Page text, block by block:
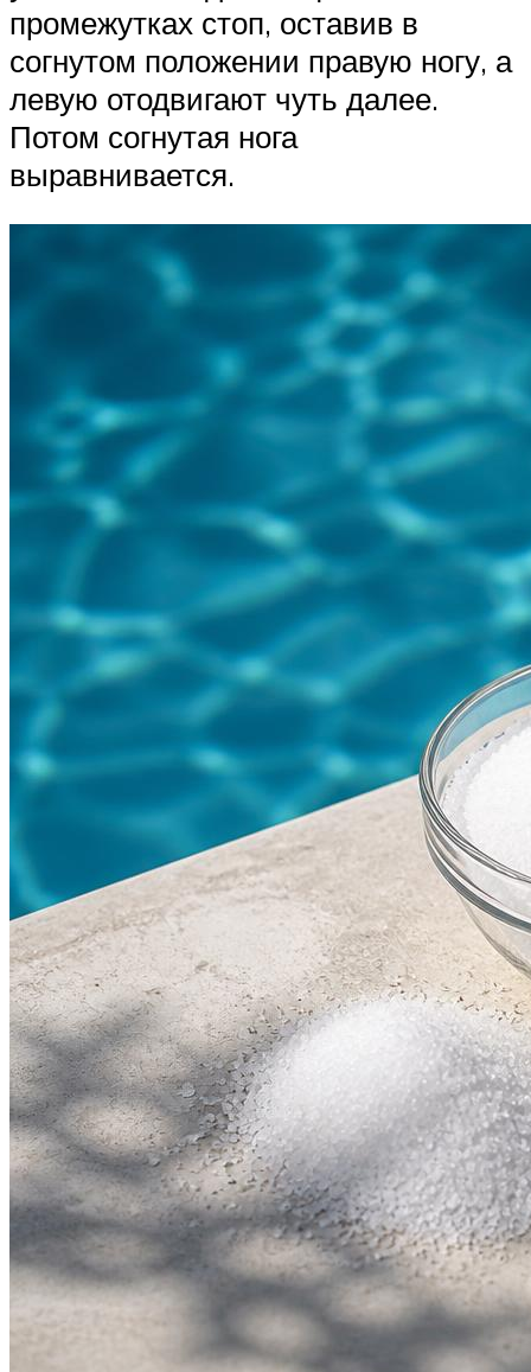
промежутках стоп, оставив в
согнутом положении правую ногу, а
левую отодвигают чуть далее.
Потом согнутая нога
выравнивается.